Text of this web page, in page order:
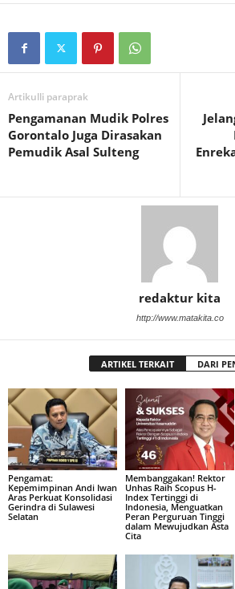
Artikulli paraprak
Pengamanan Mudik Polres
Gorontalo Juga Dirasakan
Pemudik Asal Sulteng
redaktur kita
http://www.matakita.co
ARTIKEL TERKAIT DARI
Pengamat:
Kepemimpinan Andi Iwan
Aras Perkuat Konsolidasi
Gerindra di Sulawesi
Selatan
Membanggakan! Rektor
Unhas Raih Scopus H-
Index Tertinggi di
Indonesia, Menguatkan
Peran Perguruan Tinggi
dalam Mewujudkan Asta
Cita